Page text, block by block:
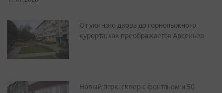
От уютного двора до горнолыжного
курорта: как преображается Арсеньев
Новый парк, сквер с фонтаном и 50